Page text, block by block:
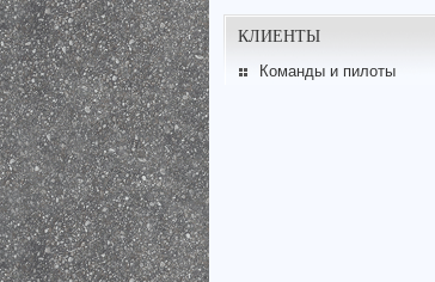
КЛИЕНТЫ
Команды и пилоты